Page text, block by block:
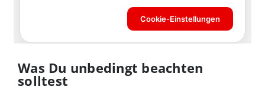
Was Du unbedingt beachten
solltest